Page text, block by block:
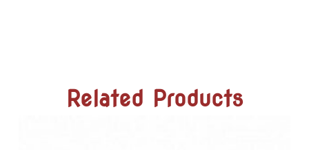
Related Products